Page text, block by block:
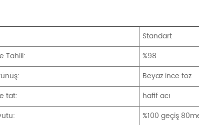
Standart
Tahlil:
%98
Beyaz ince toz
tat:
hafif acı
%100 geçiş